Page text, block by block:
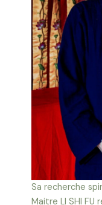
Sa recherche
Maitre LI SHI